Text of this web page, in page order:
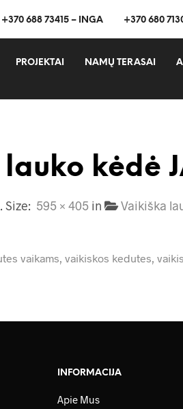
+370 688 73415 – INGA +370 680
PROJEKTAI NAMŲ TERASAI
kėdė
. Size: 595 × 405in Vaikiška
INFORMACIJA
Apie Mus